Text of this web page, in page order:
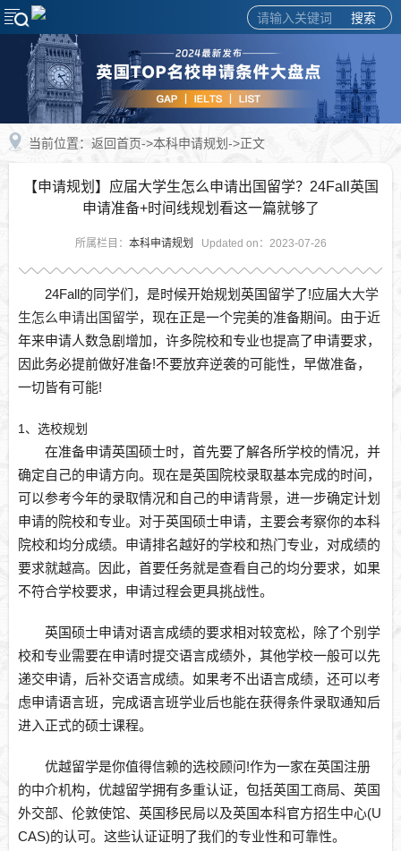
搜索
当前位置： 返回首页->本科申请规划 ->正文
【申请规划】应届大学生怎么申请出国留学？24Fall英国
申请准备+时间线规划看这一篇就够了
所属栏目： 本科申请规划 Updated on：2023-07-26
24Fall的同学们，是时候开始规划英国留学了!应届大大学
生怎么申请出国留学，现在正是一个完美的准备期间。由于近
年来申请人数急剧增加，许多院校和专业也提高了申请要求，
因此务必提前做好准备!不要放弃逆袭的可能性，早做准备，
一切皆有可能!
1、选校规划
在准备申请英国硕士时，首先要了解各所学校的情况，并
确定自己的申请方向。现在是英国院校录取基本完成的时间，
可以参考今年的录取情况和自己的申请背景，进一步确定计划
申请的院校和专业。对于英国硕士申请，主要会考察你的本科
院校和均分成绩。申请排名越好的学校和热门专业，对成绩的
要求就越高。因此，首要任务就是查看自己的均分要求，如果
不符合学校要求，申请过程会更具挑战性。
英国硕士申请对语言成绩的要求相对较宽松，除了个别学
校和专业需要在申请时提交语言成绩外，其他学校一般可以先
递交申请，后补交语言成绩。如果考不出语言成绩，还可以考
虑申请语言班，完成语言班学业后也能在获得条件录取通知后
进入正式的硕士课程。
优越留学是你值得信赖的选校顾问!作为一家在英国注册
的中介机构，优越留学拥有多重认证，包括英国工商局、英国
外交部、伦敦使馆、英国移民局以及英国本科官方招生中心(U
CAS)的认可。这些认证证明了我们的专业性和可靠性。